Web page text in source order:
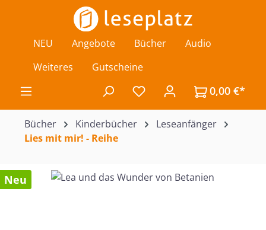
Zum Hauptinhalt springen
NEU Angebote Bücher
Audio
Weiteres
Gutscheine
Du hast 0 Produkte auf
0,00 €*
Bücher Kinderbücher
Leseanfänger
Lies mit mir! - Reihe
Neu
Bildergalerie überspringen